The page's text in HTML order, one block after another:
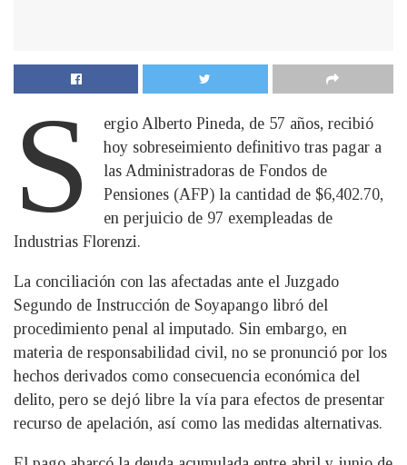
S
ergio Alberto Pineda, de 57 años, recibió
hoy sobreseimiento definitivo tras pagar a
las Administradoras de Fondos de
Pensiones (AFP) la cantidad de $6,402.70,
en perjuicio de 97 exempleadas de
Industrias Florenzi.
La conciliación con las afectadas ante el Juzgado
Segundo de Instrucción de Soyapango libró del
procedimiento penal al imputado. Sin embargo, en
materia de responsabilidad civil, no se pronunció por los
hechos derivados como consecuencia económica del
delito, pero se dejó libre la vía para efectos de presentar
recurso de apelación, así como las medidas alternativas.